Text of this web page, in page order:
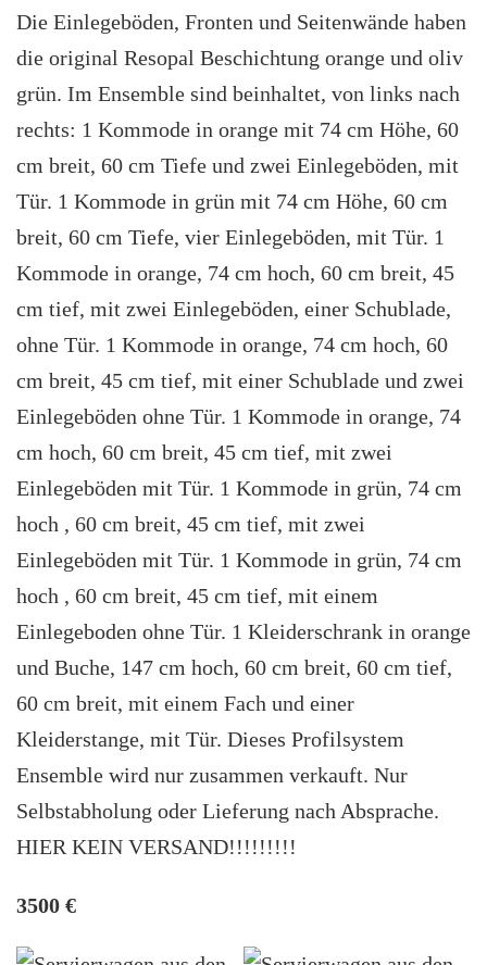
Die Einlegeböden, Fronten und Seitenwände haben
die original Resopal Beschichtung orange und oliv
grün. Im Ensemble sind beinhaltet, von links nach
rechts: 1 Kommode in orange mit 74 cm Höhe, 60
cm breit, 60 cm Tiefe und zwei Einlegeböden, mit
Tür. 1 Kommode in grün mit 74 cm Höhe, 60 cm
breit, 60 cm Tiefe, vier Einlegeböden, mit Tür. 1
Kommode in orange, 74 cm hoch, 60 cm breit, 45
cm tief, mit zwei Einlegeböden, einer Schublade,
ohne Tür. 1 Kommode in orange, 74 cm hoch, 60
cm breit, 45 cm tief, mit einer Schublade und zwei
Einlegeböden ohne Tür. 1 Kommode in orange, 74
cm hoch, 60 cm breit, 45 cm tief, mit zwei
Einlegeböden mit Tür. 1 Kommode in grün, 74 cm
hoch , 60 cm breit, 45 cm tief, mit zwei
Einlegeböden mit Tür. 1 Kommode in grün, 74 cm
hoch , 60 cm breit, 45 cm tief, mit einem
Einlegeboden ohne Tür. 1 Kleiderschrank in orange
und Buche, 147 cm hoch, 60 cm breit, 60 cm tief,
60 cm breit, mit einem Fach und einer
Kleiderstange, mit Tür. Dieses Profilsystem
Ensemble wird nur zusammen verkauft. Nur
Selbstabholung oder Lieferung nach Absprache.
HIER KEIN VERSAND!!!!!!!!!
3500 €